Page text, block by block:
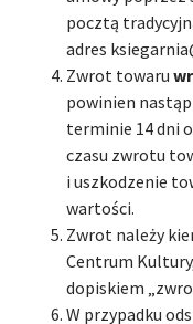
pocztą
adres
Zwrot towaru
powinien
terminie 14 dni
czasu zwrotu
i uszkodzenie
wartości.
Zwrot należy
Centrum
dopiskiem
W przypadku